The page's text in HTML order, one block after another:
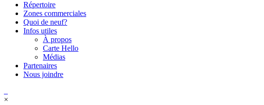
Répertoire
Zones commerciales
Quoi de neuf?
Infos utiles
À propos
Carte Hello
Médias
Partenaires
Nous joindre
×